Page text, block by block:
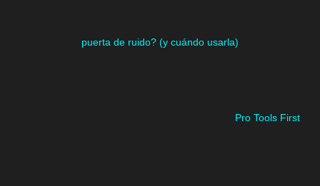
puerta de ruido? (y cuándo usarla)
Pro Tools First